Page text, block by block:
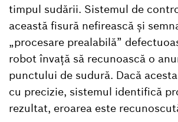
timpul sudării. Sistemul de
această fisură nefirească și
„procesare prealabilă”
robot învață să recunoască o
punctului de sudură. Dacă
cu precizie, sistemul identifică
rezultat, eroarea este